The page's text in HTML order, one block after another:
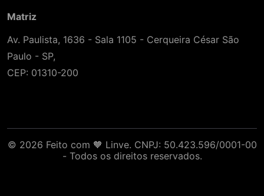
Matriz
Av. Paulista, 1636 - Sala 1105 - Cerqueira César São
Paulo - SP,
CEP: 01310-200
© 2026 Feito com 🧡 Linve. CNPJ: 50.423.596/0001-00
- Todos os direitos reservados.